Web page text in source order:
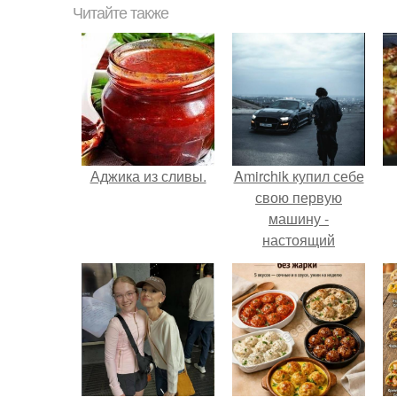
Читайте также
Аджика из сливы.
Amirchik купил себе
свою первую
машину -
настоящий
автомобиль мечты
для многих
автолюбителей.